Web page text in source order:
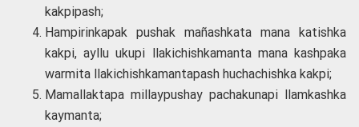
kakpipash;
Hampirinkapak pushak mañashkata mana katishka
kakpi, ayllu ukupi llakichishkamanta mana kashpaka
warmita llakichishkamantapash huchachishka kakpi;
Mamallaktapa millaypushay pachakunapi llamkashka
kaymanta;